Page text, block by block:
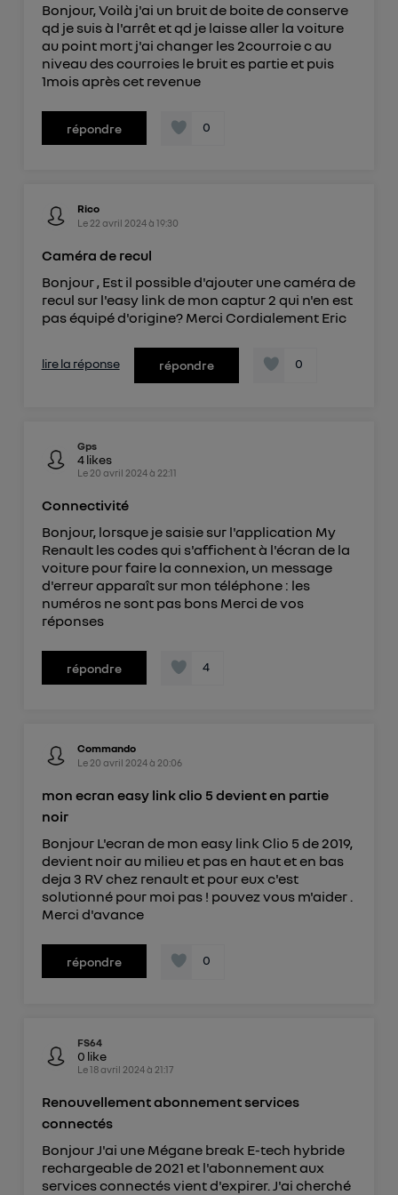
Bonjour, Voilà j'ai un bruit de boite de conserve
qd je suis à l'arrêt et qd je laisse aller la voiture
au point mort j'ai changer les 2courroie c au
niveau des courroies le bruit es partie et puis
1mois après cet revenue
répondre 0
Rico
Le 22 avril 2024à 19:30
Caméra de recul
Bonjour , Est il possible d'ajouter une caméra de
recul sur l'easy link de mon captur 2 qui n'en est
pas équipé d'origine? Merci Cordialement Eric
lire la réponse répondre 0
Gps
4likes
Le 20 avril 2024à 22:11
Connectivité
Bonjour, lorsque je saisie sur l'application My
Renault les codes qui s'affichent à l'écran de la
voiture pour faire la connexion, un message
d'erreur apparaît sur mon téléphone : les
numéros ne sont pas bons Merci de vos
réponses
répondre 4
Commando
Le 20 avril 2024à 20:06
mon ecran easy link clio 5 devient en partie
noir
Bonjour L'ecran de mon easy link Clio 5 de 2019,
devient noir au milieu et pas en haut et en bas
deja 3 RV chez renault et pour eux c'est
solutionné pour moi pas ! pouvez vous m'aider .
Merci d'avance
répondre 0
FS64
0 like
Le18 avril 2024à 21:17
Renouvellement abonnement services
connectés
Bonjour J'ai une Mégane break E-tech hybride
rechargeable de 2021 et l'abonnement aux
services connectés vient d'expirer. J'ai cherché
télécom basé sur votre adresse IP et une référence
de votre contrat internet (ex : votre numéro de
téléphone).
L'identifiant est associé à votre connexion
même connexion et ayant consenties se verront
attribuer le même identifiant. En général :
uniquement sur la navigation de l'utilisateur du mobile.
Vous pouvez à tout moment retirer ce
consentement sur
") ou via la page « gérer Utiq » en bas de ce site.
Pour plus d'informations, veuillez consulterla
Politique d'information sur les données